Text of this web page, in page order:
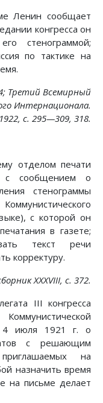
Ленин сообщает
конгресса он
стенограммой;
по тактике на
Третий Всемирный
Интернационала.
с. 295—309, 318.
отделом печати
с сообщением о
стенограммы
с которой он
в газете;
текст речи
корректуру.
XXXVIII, с. 372.
III конгресса
4 июля 1921 г. о
с решающим
на
назначить время
на письме делает